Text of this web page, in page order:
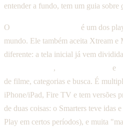
entender a fundo, tem um guia sobre
O
é um dos
mundo. Ele também aceita Xtream e
diferente: a tela inicial já vem
, e
de filme, categorias e busca. É
iPhone/iPad, Fire TV e tem versões
de duas coisas: o Smarters teve idas
Play em certos períodos), e muita